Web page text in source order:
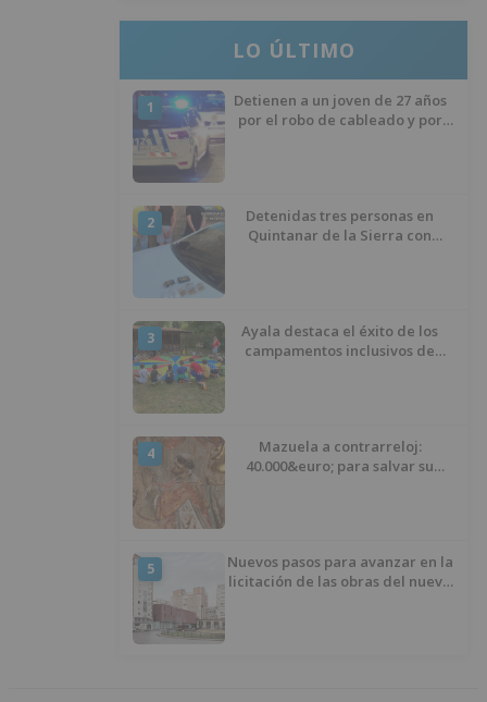
LO ÚLTIMO
1
Detienen a un joven de 27 años
por el robo de cableado y por
2
Detenidas tres personas en
Quintanar de la Sierra con
3
Ayala destaca el éxito de los
campamentos inclusivos de
4
Mazuela a contrarreloj:
40.000&euro; para salvar su
5
Nuevos pasos para avanzar en la
licitación de las obras del nuevo